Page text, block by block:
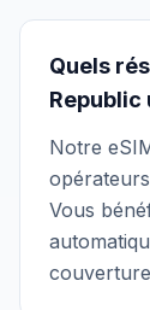
Quels
Notre
Vous